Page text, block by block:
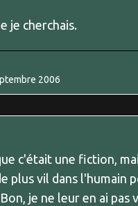
je cherchais.
2006
c'était une fiction,
plus vil dans l'humain
je ne leur en ai